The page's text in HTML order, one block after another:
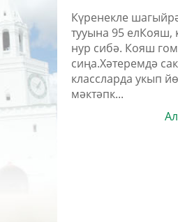
Күренекле
тууына 95
нур сибә. Кояш
сиңа.Хәтеремдә
классларда укып
мәктәпк...